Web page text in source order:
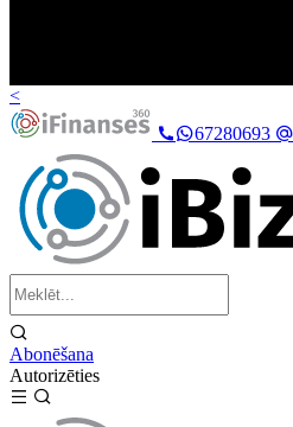
<
67280693
Abonēšana
Autorizēties